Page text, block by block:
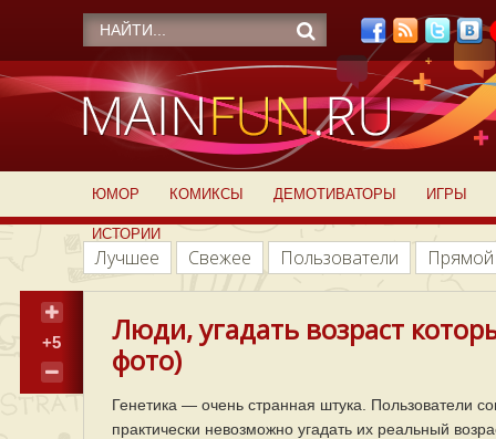
ЮМОР КОМИКСЫ ДЕМОТИВАТОРЫ ИГРЫ
ИСТОРИИ
Лучшее Свежее Пользователи
+5
Люди, угадать возраст
фото)
Генетика — очень странная штука. Пользователи
практически невозможно угадать их реальный